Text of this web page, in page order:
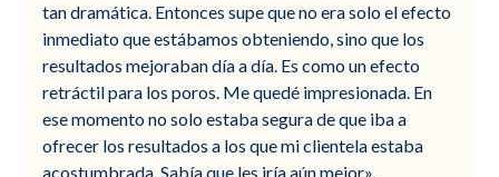
tan dramática. Entonces supe que no era solo el efecto
inmediato que estábamos obteniendo, sino que los
resultados mejoraban día a día. Es como un efecto
retráctil para los poros. Me quedé impresionada. En
ese momento no solo estaba segura de que iba a
ofrecer los resultados a los que mi clientela estaba
acostumbrada. Sabía que les iría aún mejor».